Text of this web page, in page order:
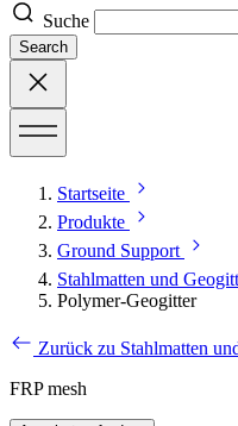
Suche
Search
Startseite
Produkte
Ground Support
Stahlmatten und
Polymer-Geogitter
Zurück zu Stahlmatten
FRP mesh